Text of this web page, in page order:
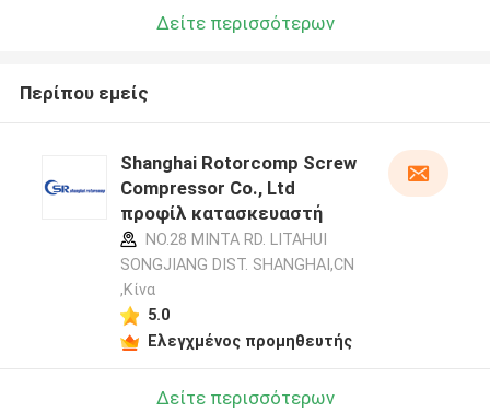
Δείτε περισσότερων
Περίπου εμείς
Shanghai Rotorcomp Screw
Compressor Co., Ltd
προφίλ κατασκευαστή
NO.28 MINTA RD. LITAHUI
SONGJIANG DIST. SHANGHAI,CN
,Κίνα
5.0
Ελεγχμένος προμηθευτής
Δείτε περισσότερων